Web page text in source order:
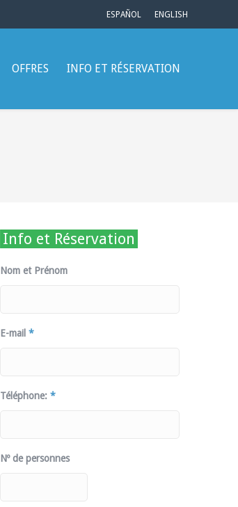
ESPAÑOL ENGLISH
OFFRES INFO ET RÉSERVATION
Info et Réservation
Nom et Prénom
E-mail *
Téléphone: *
Nº de personnes